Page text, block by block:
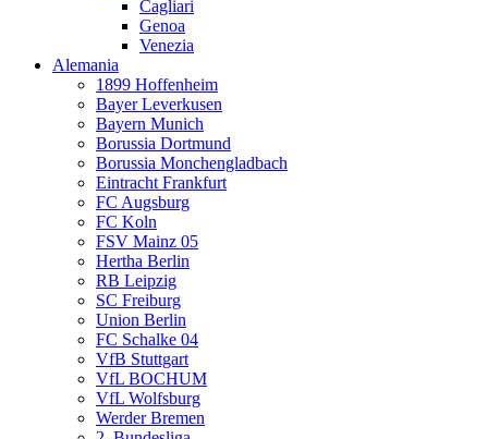
Cagliari
Genoa
Venezia
Alemania
1899 Hoffenheim
Bayer Leverkusen
Bayern Munich
Borussia Dortmund
Borussia Monchengladbach
Eintracht Frankfurt
FC Augsburg
FC Koln
FSV Mainz 05
Hertha Berlin
RB Leipzig
SC Freiburg
Union Berlin
FC Schalke 04
VfB Stuttgart
VfL BOCHUM
VfL Wolfsburg
Werder Bremen